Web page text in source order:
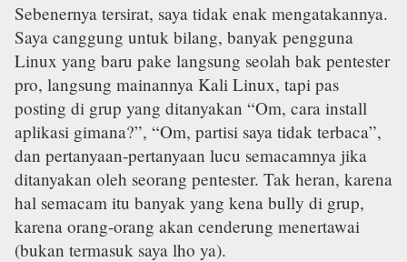
Sebenernya tersirat, saya tidak enak mengatakannya.
Saya canggung untuk bilang, banyak pengguna
Linux yang baru pake langsung seolah bak pentester
pro, langsung mainannya Kali Linux, tapi pas
posting di grup yang ditanyakan “Om, cara install
aplikasi gimana?”, “Om, partisi saya tidak terbaca”,
dan pertanyaan-pertanyaan lucu semacamnya jika
ditanyakan oleh seorang pentester. Tak heran, karena
hal semacam itu banyak yang kena bully di grup,
karena orang-orang akan cenderung menertawai
(bukan termasuk saya lho ya).